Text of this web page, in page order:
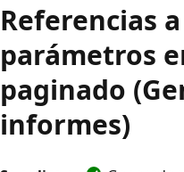
Referencias
parámetros
paginado
informes)